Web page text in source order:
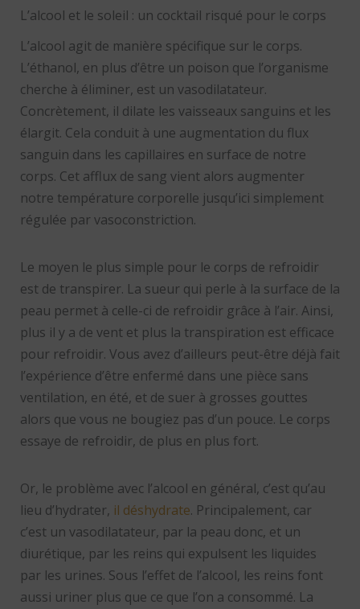
L’alcool et le soleil : un cocktail risqué pour le corps
L’alcool agit de manière spécifique sur le corps.
L’éthanol, en plus d’être un poison que l’organisme
cherche à éliminer, est un vasodilatateur.
Concrètement, il dilate les vaisseaux sanguins et les
élargit. Cela conduit à une augmentation du flux
sanguin dans les capillaires en surface de notre
corps. Cet afflux de sang vient alors augmenter
notre température corporelle jusqu’ici simplement
régulée par vasoconstriction.
Le moyen le plus simple pour le corps de refroidir
est de transpirer. La sueur qui perle à la surface de la
peau permet à celle-ci de refroidir grâce à l’air. Ainsi,
plus il y a de vent et plus la transpiration est efficace
pour refroidir. Vous avez d’ailleurs peut-être déjà fait
l’expérience d’être enfermé dans une pièce sans
ventilation, en été, et de suer à grosses gouttes
alors que vous ne bougiez pas d’un pouce. Le corps
essaye de refroidir, de plus en plus fort.
Or, le problème avec l’alcool en général, c’est qu’au
lieu d’hydrater, il déshydrate. Principalement, car
c’est un vasodilatateur, par la peau donc, et un
diurétique, par les reins qui expulsent les liquides
par les urines. Sous l’effet de l’alcool, les reins font
aussi uriner plus que ce que l’on a consommé. La